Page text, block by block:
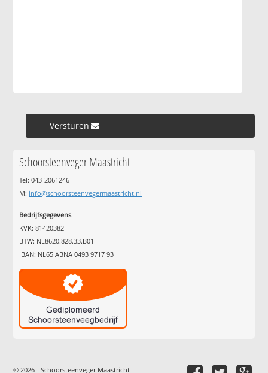
Versturen »
Schoorsteenveger Maastricht
Tel: 043-2061246
M: info@schoorsteenvegermaastricht.nl
Bedrijfsgegevens
KVK: 81420382
BTW: NL8620.828.33.B01
IBAN: NL65 ABNA 0493 9717 93
© 2026 - Schoorsteenveger Maastricht